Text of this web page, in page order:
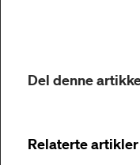
Del denne
Relaterte artikler